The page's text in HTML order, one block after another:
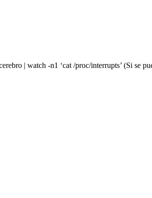
| watch -n1 ‘cat /proc/interrupts’ (Si se